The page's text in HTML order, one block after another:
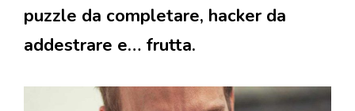
puzzle da completare, hacker da
addestrare e… frutta.